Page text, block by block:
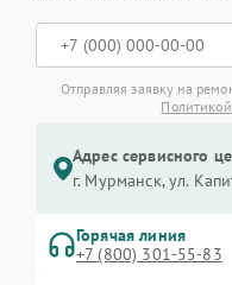
Отправляя заявку на
Адрес сервисного
г. Мурманск, ул.
Горячая линия
+7 (800) 301-55-83